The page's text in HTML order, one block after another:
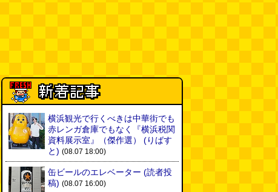
横浜観光で行くべきは中華街でも
赤レンガ倉庫でもなく『横浜税関
資料展示室』（傑作選）
(りばす
と) (08.07 18:00)
缶ビールのエレベーター (読者投
稿) (08.07 16:00)